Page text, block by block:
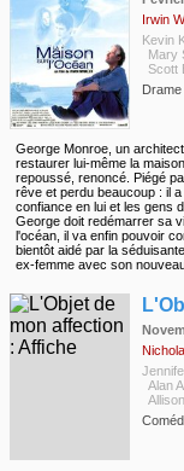
Irwin
Kevin
Mary
Scott
Drame
George Monroe, un
restaurer lui-même la
repoussé, renoncé. Piégé
rêve et perdu beaucoup : il
confiance en lui et les gens
George doit redémarrer sa
l'océan, il va enfin pouvoir
bientôt aidé par la
ex-femme avec son
Alan